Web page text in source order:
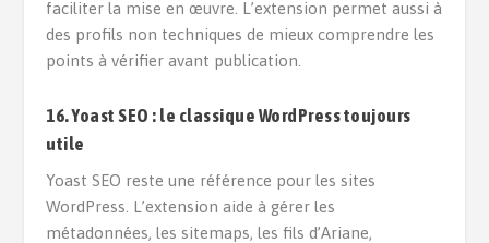
faciliter la mise en œuvre. L’extension permet aussi à
des profils non techniques de mieux comprendre les
points à vérifier avant publication.
16. Yoast SEO : le classique WordPress toujours
utile
Yoast SEO reste une référence pour les sites
WordPress. L’extension aide à gérer les
métadonnées, les sitemaps, les fils d’Ariane,